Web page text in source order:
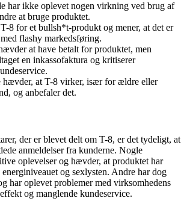
har ikke oplevet nogen virkning ved brug af
at bruge produktet.
8 for et bullsh*t-produkt og mener, at det er
flashy markedsføring.
at have betalt for produktet, men
en inkassofaktura og kritiserer
hævder, at T-8 virker, især for ældre eller
og anbefaler det.
der er blevet delt om T-8, er det tydeligt, at
anmeldelser fra kunderne. Nogle
oplevelser og hævder, at produktet har
og sexlysten. Andre har dog
har oplevet problemer med virksomhedens
og manglende kundeservice.